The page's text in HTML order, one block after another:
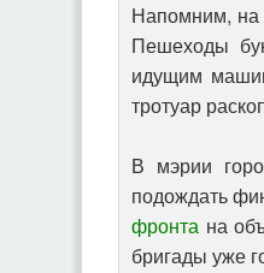
Напомним, на
Пешеходы
идущим
тротуар
В мэрии
подождать
фронта на
бригады уже